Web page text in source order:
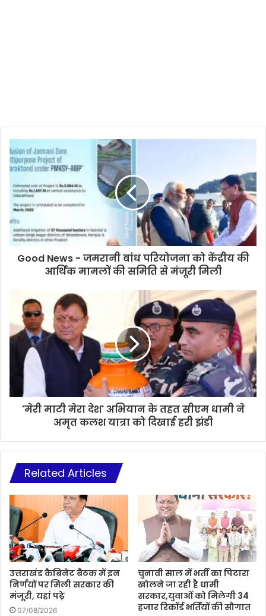
Good News - जमरानी बांध परियोजना को केंद्रीय की
आर्थिक मामलों की समिति से मंजूरी मिली
'मेरी माटी मेरा देश' अभियान के तहत सीएम धामी ने
अमृत कलश यात्रा को दिखाई हरी झंडी
Related Articles
उत्तराखंड कैबिनेट बैठक में इन
निर्णयों पर मिली सरकार की
मंजूरी, यहां पढ़े
07/08/2026
चुनावी साल में भर्ती का पिटारा
खोलने जा रही है धामी
सरकार,युवाओं को मिलेगी 34
हजार रिकॉर्ड भर्तियों की सौगात